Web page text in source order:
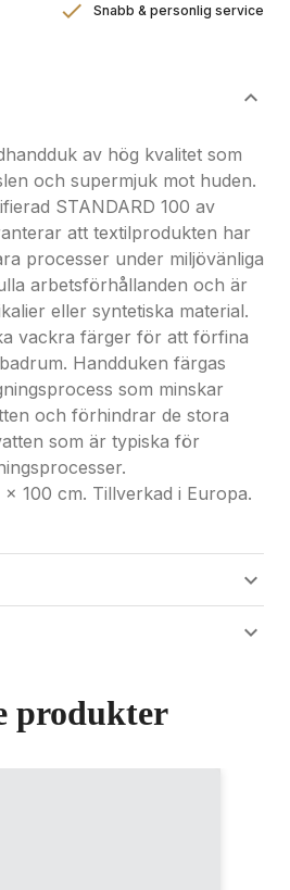
Snabb & personlig service
av hög kvalitet som
och supermjuk mot huden.
STANDARD 100 av
att textilprodukten har
processer under miljövänliga
arbetsförhållanden och är
eller syntetiska material.
vackra färger för att förfina
Handduken färgas
som minskar
och förhindrar de stora
som är typiska för
100 cm. Tillverkad i Europa.
produkter